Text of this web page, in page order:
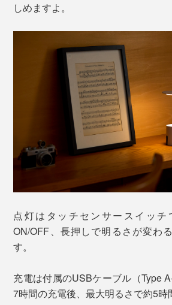
しめますよ。
点灯はタッチセンサースイッチ
ON/OFF、長押しで明るさが変わ
す。
充電は付属のUSBケーブル（Type
7時間の充電後、最大明るさで約5時